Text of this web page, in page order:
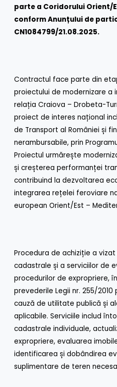
parte a Coridorului Orient/
conform Anunțului de
CN1084799/21.08.2025.
Contractul face parte din
proiectului de modernizare a
relația Craiova – Drobeta-
proiect de interes național
de Transport al României și
nerambursabile, prin
Proiectul urmărește
și creșterea performanței
contribuind la dezvoltarea
integrarea rețelei feroviare
european Orient/Est –
Procedura de achiziție a
cadastrale și a serviciilor de
procedurilor de expropriere,
prevederile Legii nr. 255/
cauză de utilitate publică și
aplicabile. Serviciile includ
cadastrale individuale,
expropriere, evaluarea
identificarea și dobândirea
suplimentare de teren